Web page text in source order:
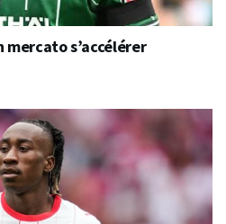
s’accélérer